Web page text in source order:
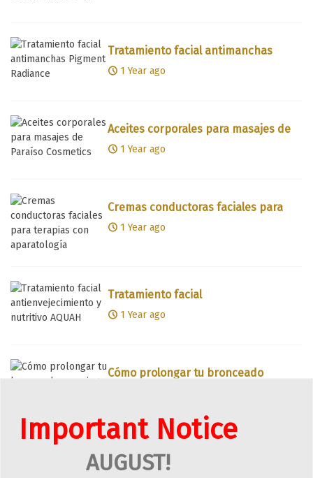
Tratamiento facial antimanchas
Pigment Radiance
1 Year ago
Aceites corporales para masajes de
Paraíso Cosmetics
1 Year ago
Cremas conductoras faciales para
terapias con aparatología
1 Year ago
Tratamiento facial
antienvejecimiento y nutritivo AQUAH
1 Year ago
Cómo prolongar tu bronceado
Beneficios del aloe vera para la piel
1 Year ago
Important Notice
AUGUST!